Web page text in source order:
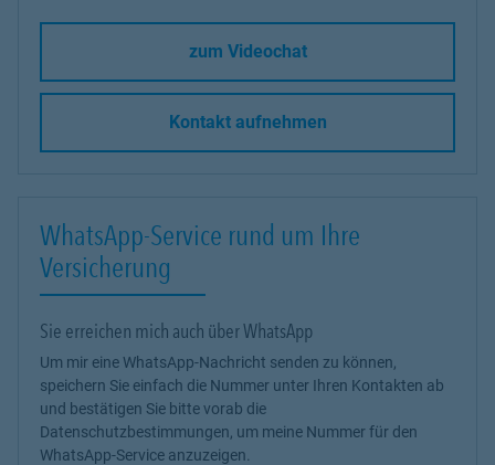
zum Videochat
Kontakt aufnehmen
WhatsApp-Service rund um Ihre
Versicherung
Sie erreichen mich auch über WhatsApp
Um mir eine WhatsApp-Nachricht senden zu können,
speichern Sie einfach die Nummer unter Ihren Kontakten ab
und bestätigen Sie bitte vorab die
Datenschutzbestimmungen, um meine Nummer für den
WhatsApp-Service anzuzeigen.